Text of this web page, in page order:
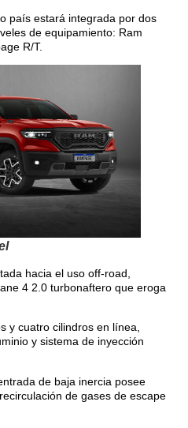
país estará integrada por dos
de equipamiento: Ram
R/T.
hacia el uso off-road,
4 2.0 turbonaftero que eroga
y cuatro cilindros en línea,
y sistema de inyección
de baja inercia posee
de gases de escape